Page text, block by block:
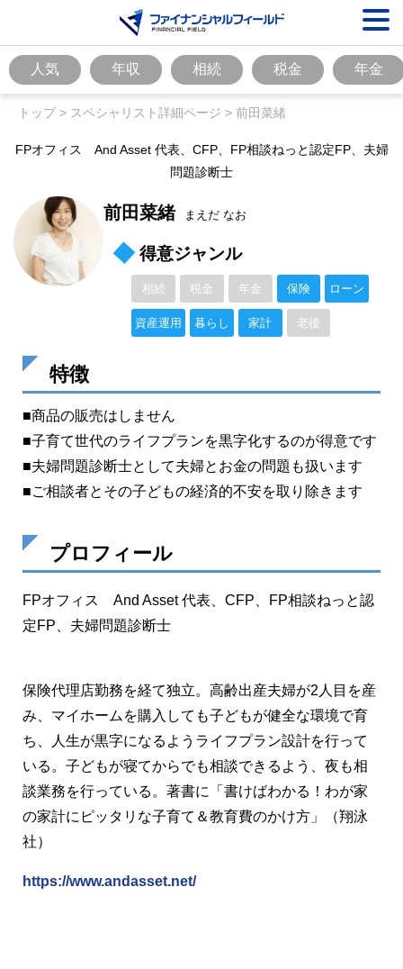
人気 年収 相続 税金 年金
トップ> スペシャリスト詳細ページ > 前田菜緒
FPオフィス And Asset 代表、CFP、FP相談ねっと認定FP、夫婦
問題診断士
前田菜緒 まえだ なお
得意ジャンル
相続 税金 年金 保険 ローン
資産運用 暮らし 家計 老後
特徴
■商品の販売はしません
■子育て世代のライフプランを黒字化するのが得意です
■夫婦問題診断士として夫婦とお金の問題も扱います
■ご相談者とその子どもの経済的不安を取り除きます
プロフィール
FPオフィス And Asset 代表、CFP、FP相談ねっと認
定FP、夫婦問題診断士
保険代理店勤務を経て独立。高齢出産夫婦が2人目を産
み、マイホームを購入しても子どもが健全な環境で育
ち、人生が黒字になるようライフプラン設計を行って
いる。子どもが寝てからでも相談できるよう、夜も相
談業務を行っている。著書に「書けばわかる！わが家
の家計にピッタリな子育て＆教育費のかけ方」（翔泳
社）
https://www.andasset.net/